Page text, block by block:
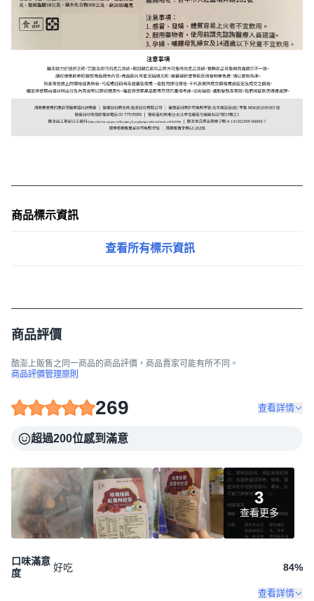
商品標示資訊
查看所有標示資訊
商品評價
酷澎上販售之同一商品的商品評價，商品賣家可能有所不同。
商品評價管理原則
269 查看詳情
超過200位感到滿意
3
查看更多
口味滿意
度
好吃 84%
查看詳情